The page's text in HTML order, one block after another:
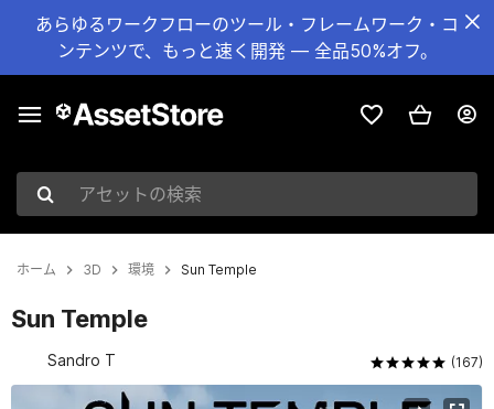
あらゆるワークフローのツール・フレームワーク・コ
ンテンツで、もっと速く開発 — 全品50%オフ。
アセットの検索
ホーム 3D 環境 Sun Temple
Sun Temple
Sandro T (167)
現在のスライド：1 / 20